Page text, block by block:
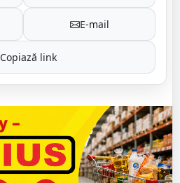
E-mail
Copiază link